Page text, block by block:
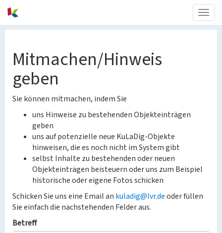
Mitmachen/Hinweis
geben
Sie können mitmachen, indem Sie
uns Hinweise zu bestehenden Objekteinträgen
geben
uns auf potenzielle neue KuLaDig-Objekte
hinweisen, die es noch nicht im System gibt
selbst Inhalte zu bestehenden oder neuen
Objekteinträgen beisteuern oder uns zum Beispiel
historische oder eigene Fotos schicken
Schicken Sie uns eine Email an kuladig@lvr.deoder füllen
Sie einfach die nachstehenden Felder aus.
Betreff